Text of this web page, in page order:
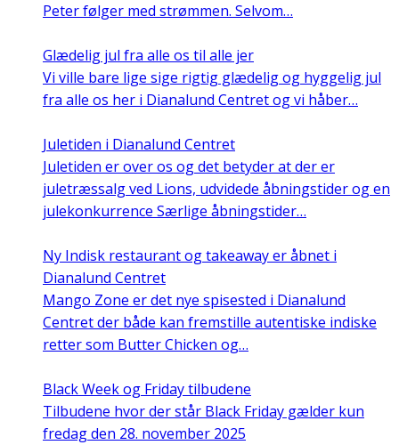
Peter følger med strømmen. Selvom…
Glædelig jul fra alle os til alle jer
Vi ville bare lige sige rigtig glædelig og hyggelig jul
fra alle os her i Dianalund Centret og vi håber…
Juletiden i Dianalund Centret
Juletiden er over os og det betyder at der er
juletræssalg ved Lions, udvidede åbningstider og en
julekonkurrence Særlige åbningstider…
Ny Indisk restaurant og takeaway er åbnet i
Dianalund Centret
Mango Zone er det nye spisested i Dianalund
Centret der både kan fremstille autentiske indiske
retter som Butter Chicken og…
Black Week og Friday tilbudene
Tilbudene hvor der står Black Friday gælder kun
fredag den 28. november 2025